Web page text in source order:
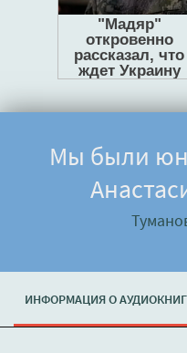
Мы были
ИНФОРМАЦИЯ О